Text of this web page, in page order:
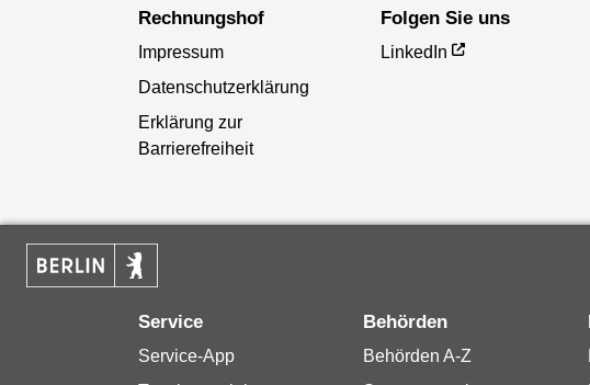
Rechnungshof
Impressum
Datenschutzerklärung
Erklärung zur
Barrierefreiheit
Folgen Sie uns
LinkedIn
Service
Service-App
Behörden
Behörden A-Z